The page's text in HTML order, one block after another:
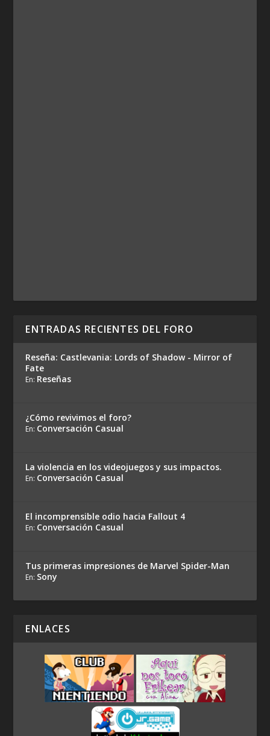
ENTRADAS RECIENTES DEL FORO
Reseña: Castlevania: Lords of Shadow - Mirror of
Fate
En: Reseñas
¿Cómo revivimos el foro?
En: Conversación Casual
La violencia en los videojuegos y sus impactos.
En: Conversación Casual
El incomprensible odio hacia Fallout 4
En: Conversación Casual
Tus primeras impresiones de Marvel Spider-Man
En: Sony
ENLACES